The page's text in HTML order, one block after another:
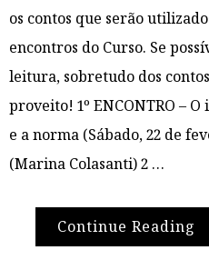
os contos que serão
encontros do Curso. Se
leitura, sobretudo dos
proveito! 1º ENCONTRO –
e a norma (Sábado, 22 de
(Marina Colasanti) 2 …
Continue Reading